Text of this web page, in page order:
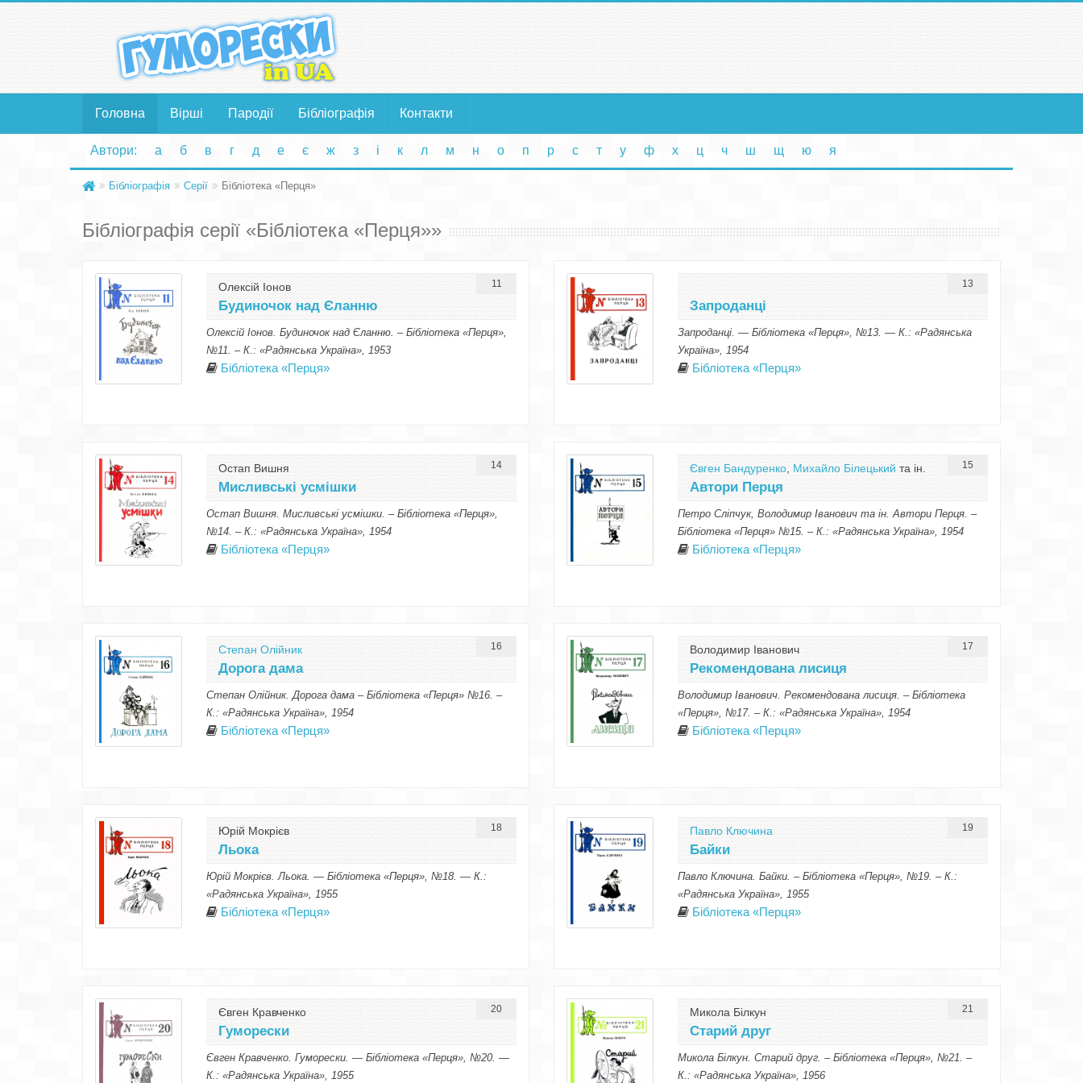
Головна Вірші Пародії Бібліографія Контакти
Автори: а б в г д е є ж з і к л м н о п р с т у ф х ц ч ш щ ю я
Бібліографія Серії Бібліотека «Перця»
Бібліографія серії «Бібліотека «Перця»»
Олексій Іонов
Будиночок над Єланню
11
Олексій Іонов. Будиночок над Єланню. – Бібліотека «Перця»,
№11. – К.: «Радянська Україна», 1953
Бібліотека «Перця»
Запроданці
13
Запроданці. — Бібліотека «Перця», №13. — К.: «Радянська
Україна», 1954
Бібліотека «Перця»
Остап Вишня
Мисливські усмішки
14
Остап Вишня. Мисливські усмішки. – Бібліотека «Перця»,
№14. – К.: «Радянська Україна», 1954
Бібліотека «Перця»
Євген Бандуренко Михайло Білецький та ін.
Автори Перця
15
Петро Сліпчук, Володимир Іванович та ін. Автори Перця. –
Бібліотека «Перця» №15. – К.: «Радянська Україна», 1954
Бібліотека «Перця»
Степан Олійник
Дорога дама
16
Степан Олійник. Дорога дама – Бібліотека «Перця» №16. –
К.: «Радянська Україна», 1954
Бібліотека «Перця»
Володимир Іванович
Рекомендована лисиця
17
Володимир Іванович. Рекомендована лисиця. – Бібліотека
«Перця», №17. – К.: «Радянська Україна», 1954
Бібліотека «Перця»
Юрій Мокрієв
Льока
18
Юрій Мокрієв. Льока. — Бібліотека «Перця», №18. — К.:
«Радянська Україна», 1955
Бібліотека «Перця»
Павло Ключина
Байки
19
Павло Ключина. Байки. – Бібліотека «Перця», №19. – К.:
«Радянська Україна», 1955
Бібліотека «Перця»
Євген Кравченко
Гуморески
20
Євген Кравченко. Гуморески. — Бібліотека «Перця», №20. —
К.: «Радянська Україна», 1955
Микола Білкун
Старий друг
21
Микола Білкун. Старий друг. – Бібліотека «Перця», №21. –
К.: «Радянська Україна», 1956